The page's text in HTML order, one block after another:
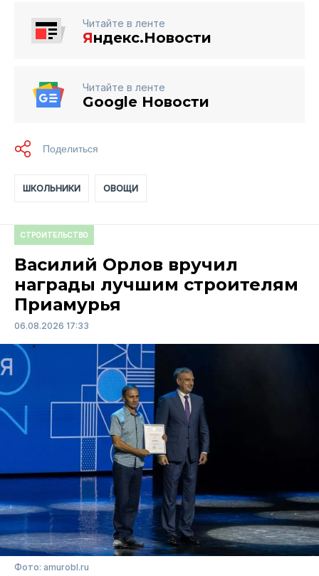
Читайте в ленте
Яндекс.Новости
Читайте в ленте
Google Новости
ШКОЛЬНИКИ ОВОЩИ
СТРОИТЕЛЬСТВО
Василий Орлов вручил
награды лучшим строителям
Приамурья
06.08.2026 17:33
Фото: amurobl.ru